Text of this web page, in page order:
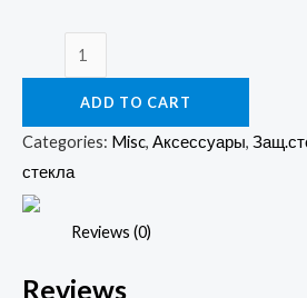
защитное
Full
Screen
в
техпаке
для
ADD TO CART
Categories: Misc, Аксессуары,
стекла
Reviews (0)
Reviews